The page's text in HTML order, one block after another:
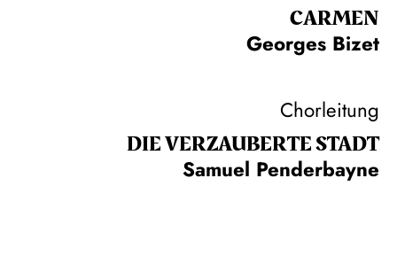
CARMEN
Georges Bizet
Chorleitung
DIE VERZAUBERTE STADT
Samuel Penderbayne